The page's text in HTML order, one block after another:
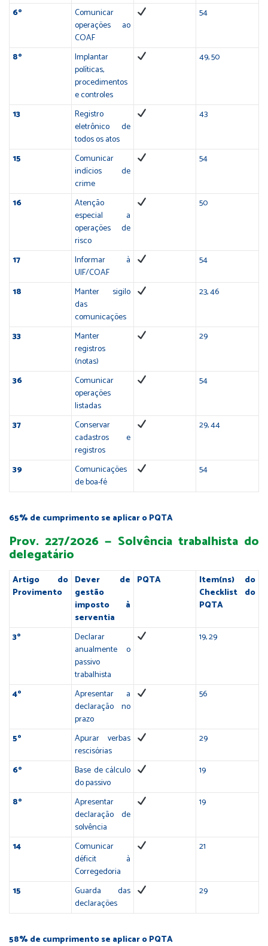
6º
Comunicar
operações ao
COAF
54
8º
Implantar
políticas,
procedimentos
e controles
49, 50
13
Registro
eletrônico de
todos os atos
43
15
Comunicar
indícios de
crime
54
16
Atenção
especial a
operações de
risco
50
17
Informar à
UIF/COAF
54
18
Manter sigilo
das
comunicações
23, 46
33
Manter
registros
(notas)
29
36
Comunicar
operações
listadas
54
37
Conservar
cadastros e
registros
29, 44
39
Comunicações
de boa-fé
54
65% de cumprimento se aplicar o PQTA
Prov. 227/2026 — Solvência trabalhista do
delegatário
Artigo do
Provimento
Dever de
gestão
imposto à
serventia
PQTA
Item(ns) do
Checklist do
PQTA
3º
Declarar
anualmente o
passivo
trabalhista
19, 29
4º
Apresentar a
declaração no
prazo
56
5º
Apurar verbas
rescisórias
29
6º
Base de cálculo
do passivo
19
8º
Apresentar
declaração de
solvência
19
14
Comunicar
déficit à
Corregedoria
21
15
Guarda das
declarações
29
58% de cumprimento se aplicar o PQTA